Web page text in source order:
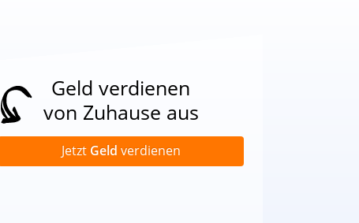
Geld verdienen
von Zuhause aus
Jetzt Geld verdienen